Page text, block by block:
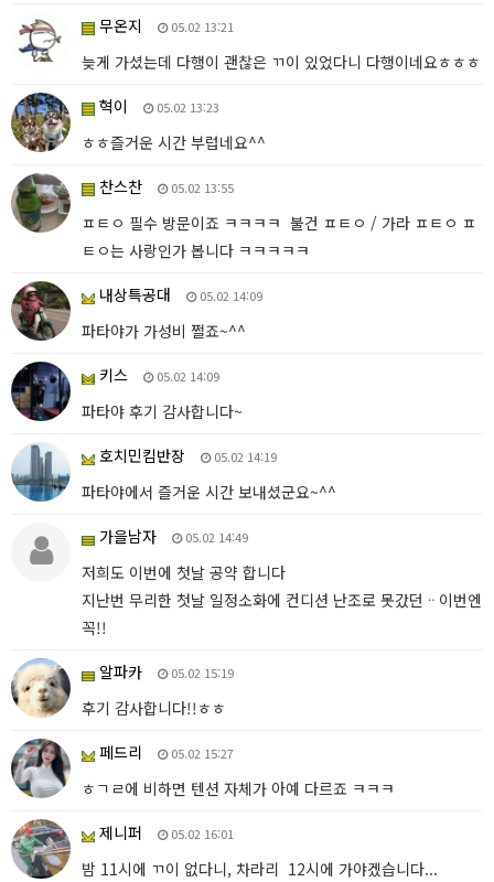
무온지 05.02 13:21
늦게 가셨는데 다행이 괜찮은 ㄲ이 있었다니 다행이네요ㅎㅎㅎ
혁이
05.02 13:23
ㅎㅎ즐거운 시간 부럽네요^^
찬스찬
05.02 13:55
ㅍㅌㅇ 필수 방문이죠 ㅋㅋㅋㅋ 불건 ㅍㅌㅇ / 가라 ㅍㅌㅇ ㅍ
ㅌㅇ는 사랑인가 봅니다 ㅋㅋㅋㅋㅋ
내상특공대
05.02 14:09
파타야가 가성비 쩔죠~^^
키스
05.02 14:09
파타야 후기 감사합니다~
호치민킴반장
05.02 14:19
파타야에서 즐거운 시간 보내셨군요~^^
가을남자
05.02 14:49
저희도 이번에 첫날 공약 합니다
지난번 무리한 첫날 일정소화에 컨디션 난조로 못갔던ᆢ이번엔
꼭!!
알파카
05.02 15:19
후기 감사합니다!!ㅎㅎ
페드리
05.02 15:27
ㅎㄱㄹ에 비하면 텐션 자체가 아예 다르죠 ㅋㅋㅋ
제니퍼
05.02 16:01
밤 11시에 ㄲ이 없다니, 차라리 12시에 가야겠습니다...